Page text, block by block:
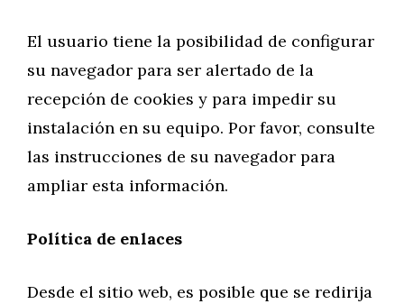
El usuario tiene la posibilidad de configurar
su navegador para ser alertado de la
recepción de cookies y para impedir su
instalación en su equipo. Por favor, consulte
las instrucciones de su navegador para
ampliar esta información.
Política de enlaces
Desde el sitio web, es posible que se redirija